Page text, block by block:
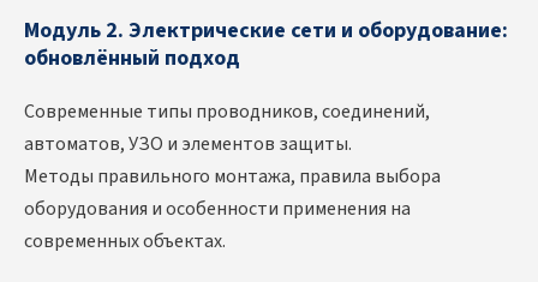
Модуль 2. Электрические сети и оборудование:
обновлённый подход
Современные типы проводников, соединений,
автоматов, УЗО и элементов защиты.
Методы правильного монтажа, правила выбора
оборудования и особенности применения на
современных объектах.